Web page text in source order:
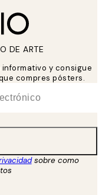
DE ARTE
y consigue
compres pósters.
sobre como